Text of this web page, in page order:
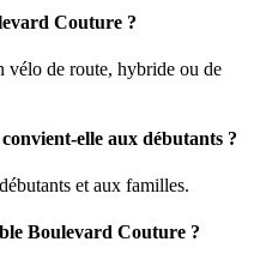
Couture ?
vélo de route, hybride ou de
elle aux débutants ?
et aux familles.
Boulevard Couture ?